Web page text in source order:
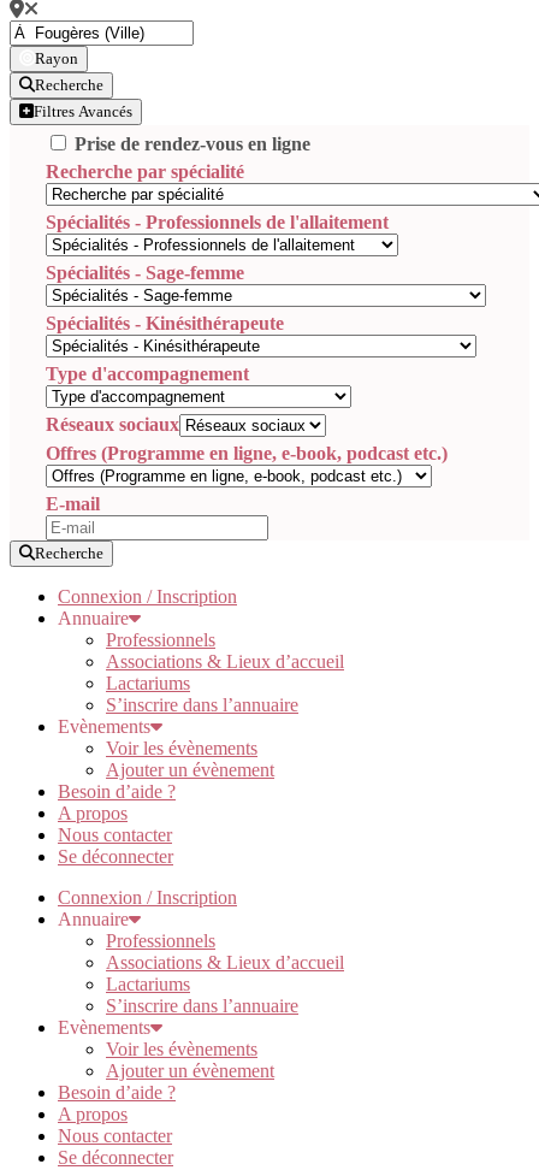
Rayon
Recherche
Filtres Avancés
Prise de rendez-vous en ligne
Recherche par spécialité
Spécialités - Professionnels de l'allaitement
Spécialités - Sage-femme
Spécialités - Kinésithérapeute
Type d'accompagnement
Réseaux sociaux
Offres (Programme en ligne, e-book, podcast etc.)
E-mail
Recherche
Connexion / Inscription
Annuaire
Professionnels
Associations & Lieux d’accueil
Lactariums
S’inscrire dans l’annuaire
Evènements
Voir les évènements
Ajouter un évènement
Besoin d’aide ?
A propos
Nous contacter
Se déconnecter
Connexion / Inscription
Annuaire
Professionnels
Associations & Lieux d’accueil
Lactariums
S’inscrire dans l’annuaire
Evènements
Voir les évènements
Ajouter un évènement
Besoin d’aide ?
A propos
Nous contacter
Se déconnecter